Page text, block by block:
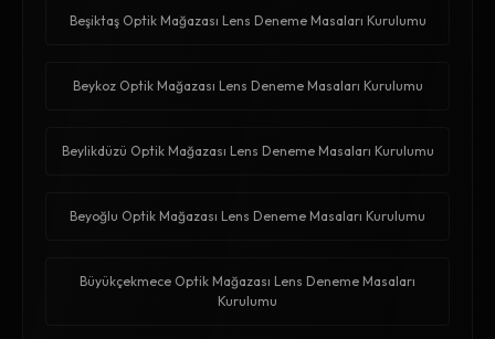
Beşiktaş Optik Mağazası Lens Deneme Masaları Kurulumu
Beykoz Optik Mağazası Lens Deneme Masaları Kurulumu
Beylikdüzü Optik Mağazası Lens Deneme Masaları Kurulumu
Beyoğlu Optik Mağazası Lens Deneme Masaları Kurulumu
Büyükçekmece Optik Mağazası Lens Deneme Masaları
Kurulumu